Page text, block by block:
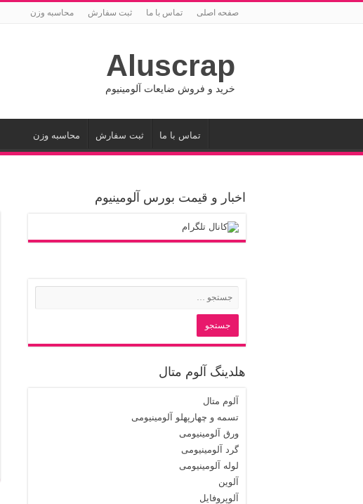
صفحه اصلی تماس با ما ثبت سفارش محاسبه وزن
Aluscrap
خرید و فروش ضایعات آلومینیوم
تماس با ما ثبت سفارش محاسبه وزن
اخبار و قیمت بورس آلومینیوم
هلدینگ آلوم متال
آلوم متال
تسمه و چهارپهلو آلومینیومی
ورق آلومینیومی
گرد آلومینیومی
لوله آلومینیومی
آلوین
آلوپروفایل